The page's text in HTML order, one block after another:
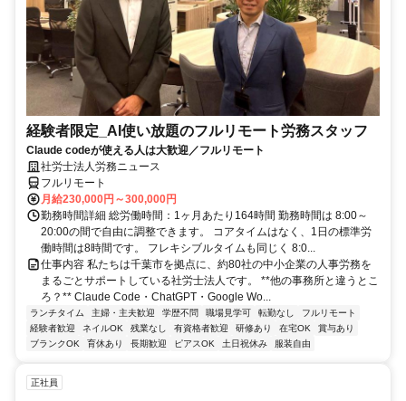
経験者限定_AI使い放題のフルリモート労務スタッフ
Claude codeが使える人は大歓迎／フルリモート
社労士法人労務ニュース
フルリモート
月給230,000円～300,000円
勤務時間詳細 総労働時間：1ヶ月あたり164時間 勤務時間は 8:00～
20:00の間で自由に調整できます。 コアタイムはなく、1日の標準労
働時間は8時間です。 フレキシブルタイムも同じく 8:0...
仕事内容 私たちは千葉市を拠点に、約80社の中小企業の人事労務を
まるごとサポートしている社労士法人です。 **他の事務所と違うとこ
ろ？** Claude Code・ChatGPT・Google Wo...
ランチタイム 主婦・主夫歓迎 学歴不問 職場見学可 転勤なし
フルリモート
経験者歓迎
ネイルOK 残業なし 有資格者歓迎 研修あり 在宅OK
賞与あり
ブランクOK
育休あり 長期歓迎 ピアスOK 土日祝休み 服装自由
正社員